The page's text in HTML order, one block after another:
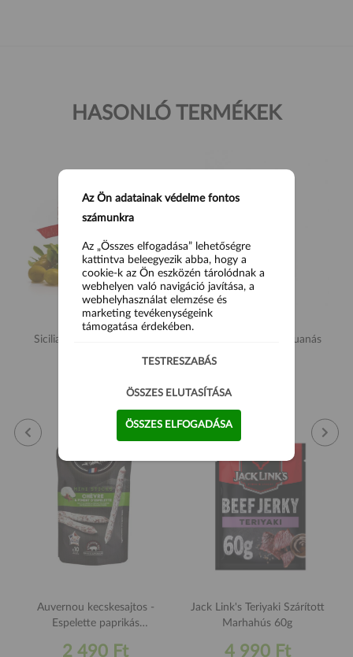
HASONLÓ TERMÉKEK
Siciliatentazioni Zöld olíva
2 990 Ft
Auvernou kecskesajtos -
Espelette paprikás
2 490 Ft
Chilicum Illegal-Marijuanás
Jack Link's Teriyaki Szárított
Marhahús 60g
4 990 Ft
Az Ön adatainak védelme fontos
számunkra
Az „Összes elfogadása” lehetőségre
kattintva beleegyezik abba, hogy a
cookie-k az Ön eszközén tárolódnak a
webhelyen való navigáció javítása, a
webhelyhasználat elemzése és
marketing tevékenységeink
támogatása érdekében.
TESTRESZABÁS
ÖSSZES ELUTASÍTÁSA
ÖSSZES ELFOGADÁSA